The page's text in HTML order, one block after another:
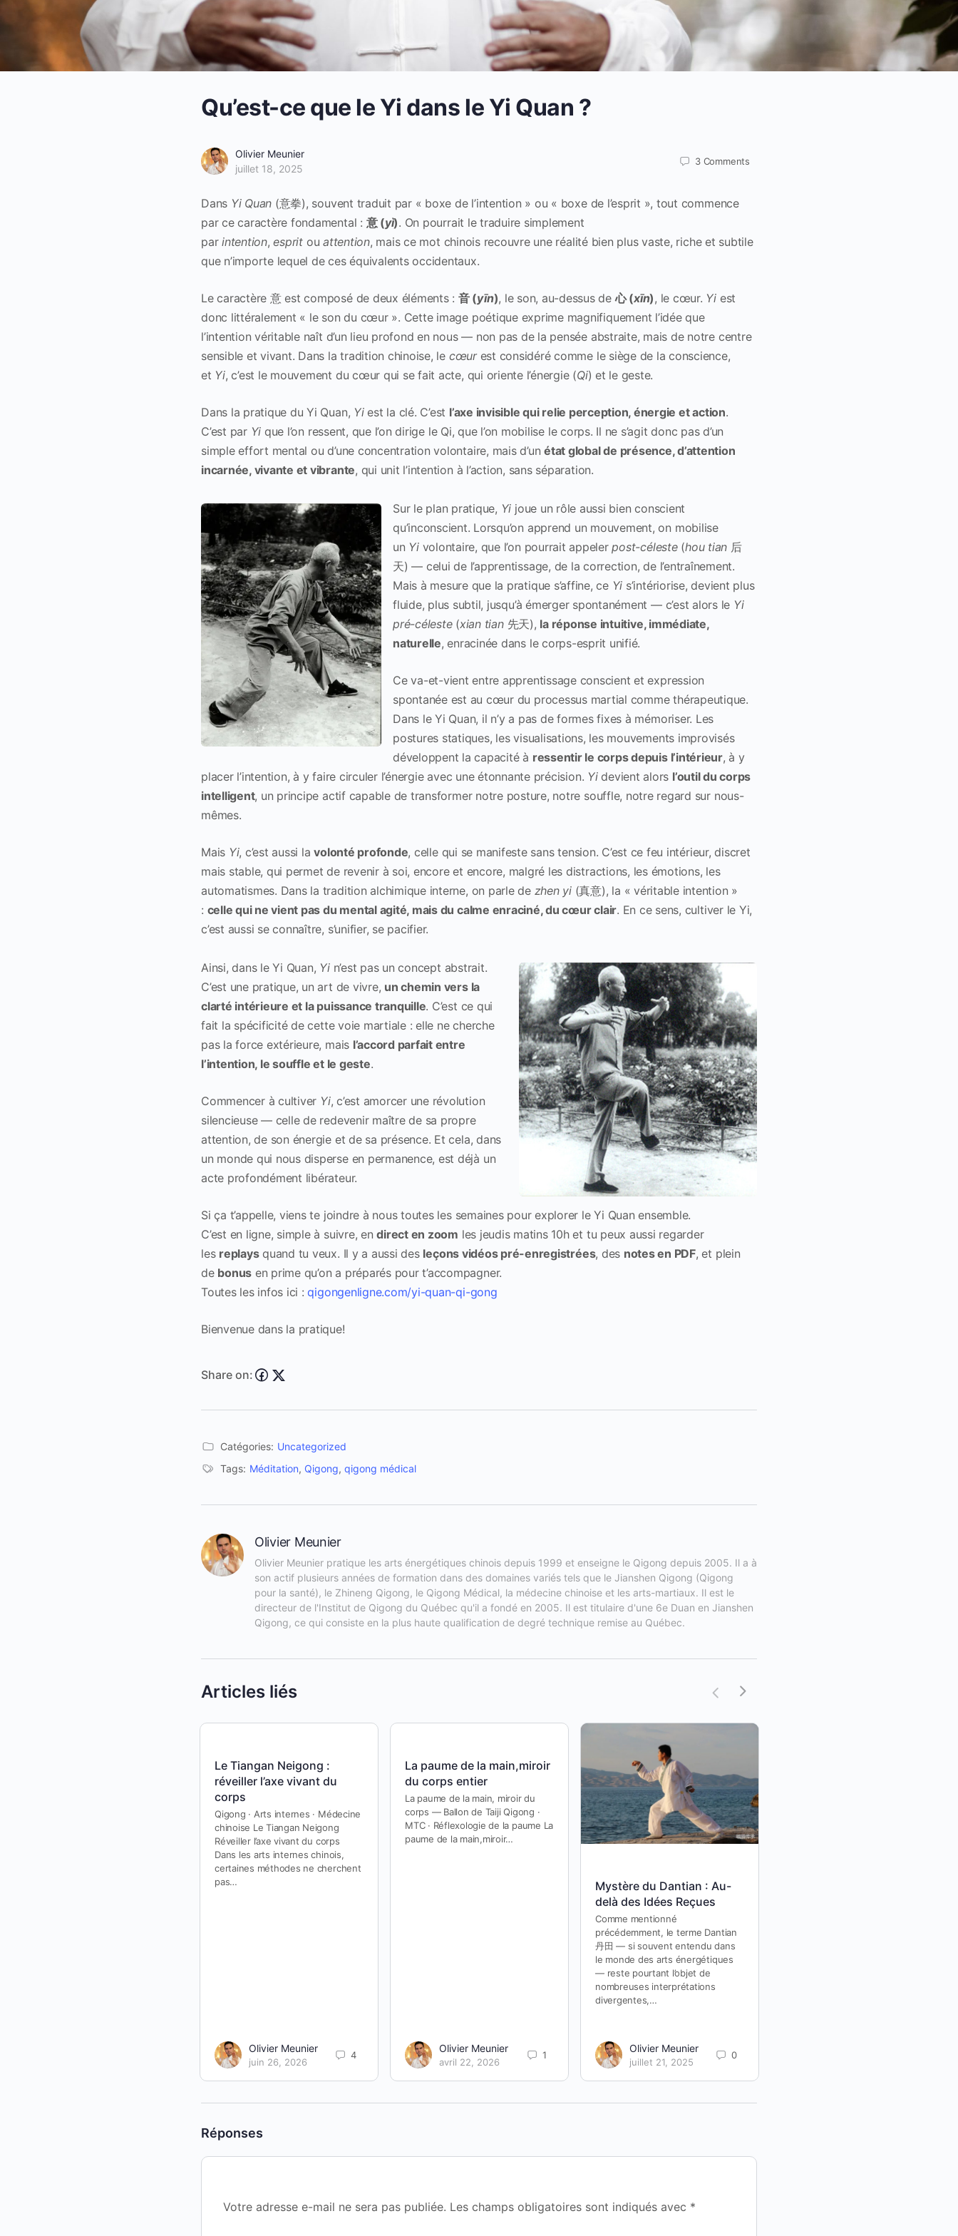
Qu’est-ce que le Yi dans le Yi Quan ?
Olivier Meunier
juillet 18, 2025
3 Comments
Dans Yi Quan (意拳), souvent traduit par « boxe de l’intention » ou « boxe de l’esprit », tout commence
par ce caractère fondamental : 意 (yì). On pourrait le traduire simplement
parintention,espritouattention, mais ce mot chinois recouvre une réalité bien plus vaste, riche et subtile
que n’importe lequel de ces équivalents occidentaux.
Le caractère 意 est composé de deux éléments : 音 (yīn), le son, au-dessus de心 (xīn), le cœur. Yi est
donc littéralement « le son du cœur ». Cette image poétique exprime magnifiquement l’idée que
l’intention véritable naît d’un lieu profond en nous — non pas de la pensée abstraite, mais de notre centre
sensible et vivant. Dans la tradition chinoise, le cœurest considéré comme le siège de la conscience,
et Yi, c’est le mouvement du cœur qui se fait acte, qui oriente l’énergie (Qi) et le geste.
Dans la pratique du Yi Quan, Yiest la clé. C’est l’axe invisible qui relie perception, énergie et action.
C’est par Yi que l’on ressent, que l’on dirige le Qi, que l’on mobilise le corps. Il ne s’agit donc pas d’un
simple effort mental ou d’une concentration volontaire, mais d’unétat global de présence, d’attention
incarnée, vivante et vibrante, qui unit l’intention à l’action, sans séparation.
Sur le plan pratique, Yi joue un rôle aussi bien conscient
qu’inconscient. Lorsqu’on apprend un mouvement, on mobilise
un Yivolontaire, que l’on pourrait appelerpost-céleste(hou tian 后
天) — celui de l’apprentissage, de la correction, de l’entraînement.
Mais à mesure que la pratique s’affine, ce Yi s’intériorise, devient plus
fluide, plus subtil, jusqu’à émerger spontanément — c’est alors le Yi
pré-céleste(xian tian先天), la réponse intuitive, immédiate,
naturelle, enracinée dans le corps-esprit unifié.
Ce va-et-vient entre apprentissage conscient et expression
spontanée est au cœur du processus martial comme thérapeutique.
Dans le Yi Quan, il n’y a pas de formes fixes à mémoriser. Les
postures statiques, les visualisations, les mouvements improvisés
développent la capacité à ressentir le corps depuis l’intérieur, à y
placer l’intention, à y faire circuler l’énergie avec une étonnante précision. Yidevient alors l’outil du corps
intelligent, un principe actif capable de transformer notre posture, notre souffle, notre regard sur nous-
mêmes.
Mais Yi, c’est aussi lavolonté profonde, celle qui se manifeste sans tension. C’est ce feu intérieur, discret
mais stable, qui permet de revenir à soi, encore et encore, malgré les distractions, les émotions, les
automatismes. Dans la tradition alchimique interne, on parle de zhen yi(真意), la « véritable intention »
: celle qui ne vient pas du mental agité, mais du calme enraciné, du cœur clair. En ce sens, cultiver le Yi,
c’est aussi se connaître, s’unifier, se pacifier.
Ainsi, dans le Yi Quan, Yin’est pas un concept abstrait.
C’est une pratique, un art de vivre, un chemin vers la
clarté intérieure et la puissance tranquille. C’est ce qui
fait la spécificité de cette voie martiale : elle ne cherche
pas la force extérieure, mais l’accord parfait entre
l’intention, le souffle et le geste.
Commencer à cultiver Yi, c’est amorcer une révolution
silencieuse — celle de redevenir maître de sa propre
attention, de son énergie et de sa présence. Et cela, dans
un monde qui nous disperse en permanence, est déjà un
acte profondément libérateur.
Si ça t’appelle, viens te joindre à nous toutes les semaines pour explorer le Yi Quan ensemble.
C’est en ligne, simple à suivre, endirect en zoom les jeudis matins 10h et tu peux aussi regarder
les replaysquand tu veux. Il y a aussi des leçons vidéos pré-enregistrées, des notes en PDF, et plein
de bonus en prime qu’on a préparés pour t’accompagner.
Toutes les infos ici :qigongenligne.com/yi-quan-qi-gong
Bienvenue dans la pratique!
Share on:
Catégories: Uncategorized
Tags: Méditation, Qigong, qigong médical
Olivier Meunier
Olivier Meunier pratique les arts énergétiques chinois depuis 1999 et enseigne le Qigong depuis 2005. Il a à
son actif plusieurs années de formation dans des domaines variés tels que le Jianshen Qigong (Qigong
pour la santé), le Zhineng Qigong, le Qigong Médical, la médecine chinoise et les arts-martiaux. Il est le
directeur de l'Institut de Qigong du Québec qu'il a fondé en 2005. Il est titulaire d'une 6e Duan en Jianshen
Qigong, ce qui consiste en la plus haute qualification de degré technique remise au Québec.
Articles liés
Le Tiangan Neigong :
réveiller l’axe vivant du
corps
Qigong · Arts internes · Médecine
chinoise Le Tiangan Neigong
Réveiller l’axe vivant du corps
Dans les arts internes chinois,
certaines méthodes ne cherchent
pas…
Olivier Meunier
juin 26, 2026
4
La paume de la main,miroir
du corps entier
La paume de la main, miroir du
corps — Ballon de Taiji Qigong ·
MTC · Réflexologie de la paume La
paume de la main,miroir…
Olivier Meunier
avril 22, 2026
1
Mystère du Dantian : Au-
delà des Idées Reçues
Comme mentionné
précédemment, le terme Dantian
丹田 — si souvent entendu dans
le monde des arts énergétiques
— reste pourtant l’objet de
nombreuses interprétations
divergentes,…
Olivier Meunier
juillet 21, 2025
0
Réponses
Votre adresse e-mail ne sera pas publiée. Les champs obligatoires sont indiqués avec *